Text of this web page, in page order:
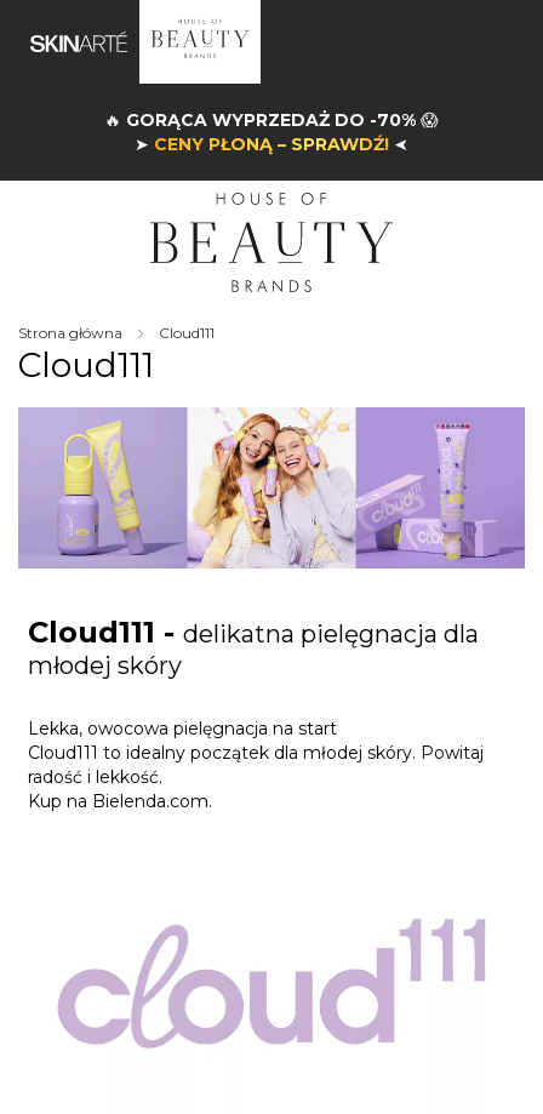
🔥 GORĄCA WYPRZEDAŻ DO -70% 😱
➤ CENY PŁONĄ – SPRAWDŹ! ➤
Strona główna Cloud111
Cloud111
Cloud111 - delikatna pielęgnacja dla
młodej skóry
Lekka, owocowa pielęgnacja na start
Cloud111 to idealny początek dla młodej skóry. Powitaj
radość i lekkość.
Kup na Bielenda.com.